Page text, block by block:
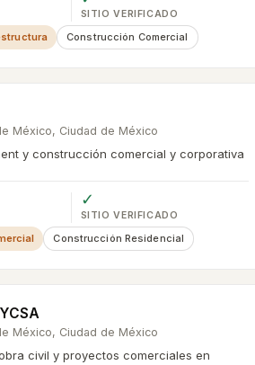
SITIO VERIFICADO
Construcción Comercial
México, Ciudad de México
y construcción comercial y corporativa
✓
SITIO VERIFICADO
Construcción Residencial
México, Ciudad de México
civil y proyectos comerciales en